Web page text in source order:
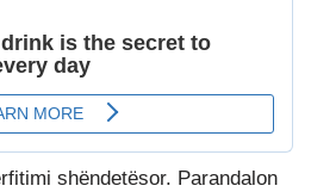
shëndetësor. Parandalon